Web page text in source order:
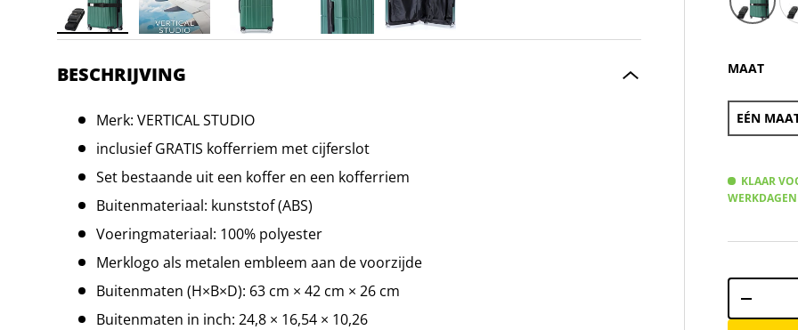
BESCHRIJVING
Merk: VERTICAL STUDIO
inclusief GRATIS kofferriem met cijferslot
Set bestaande uit een koffer en een kofferriem
Buitenmateriaal: kunststof (ABS)
Voeringmateriaal: 100% polyester
Merklogo als metalen embleem aan de voorzijde
Buitenmaten (H×B×D): 63 cm × 42 cm × 26 cm
Buitenmaten in inch: 24,8 × 16,54 × 10,26
MAAT
EÉN
KLAAR
WERKDAGEN
Aantal
-